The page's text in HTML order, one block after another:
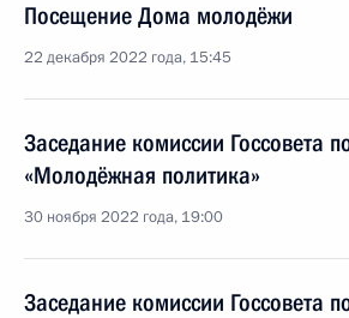
Посещение Дома молодёжи
22 декабря 2022 года, 15:45
Заседание комиссии Госсовета
«Молодёжная политика»
30 ноября 2022 года, 19:00
Заседание комиссии Госсовета